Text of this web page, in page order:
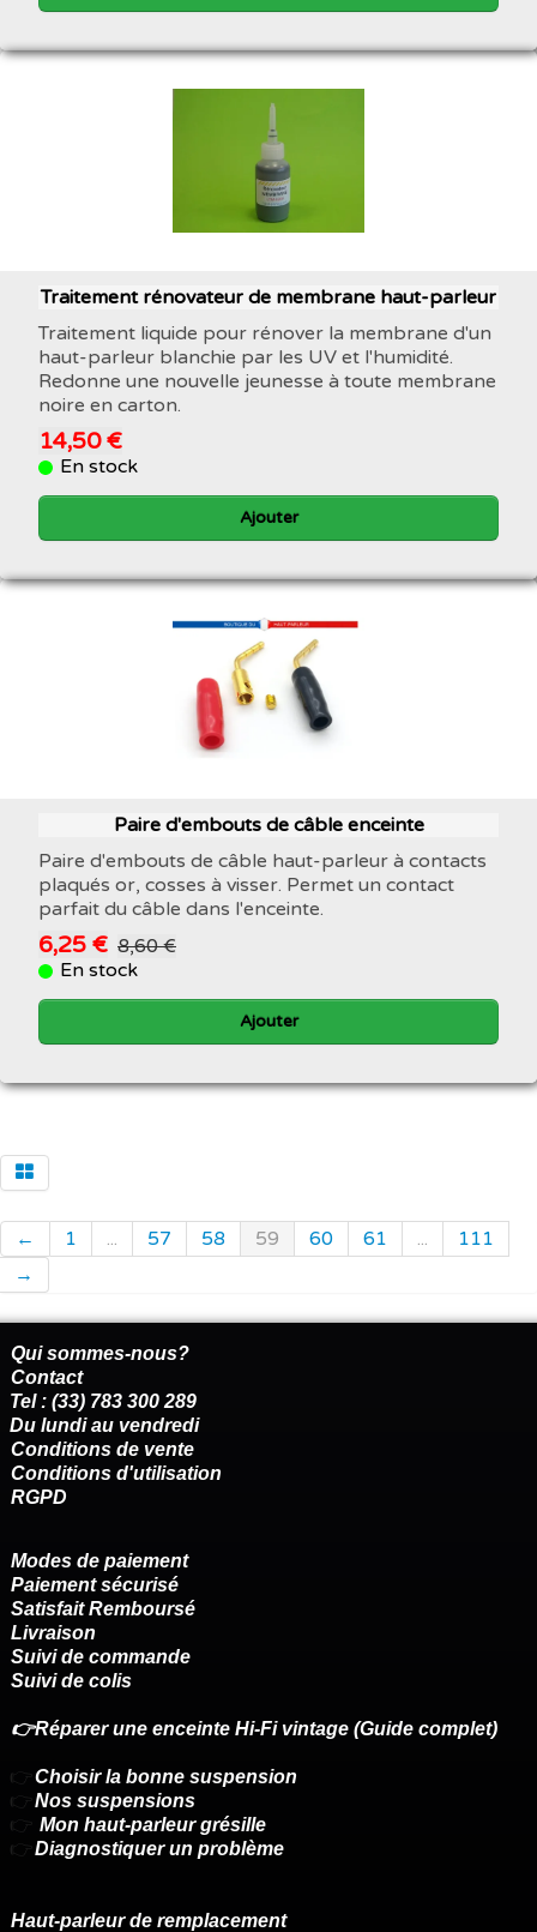
Traitement rénovateur de membrane haut-parleur
Traitement liquide pour rénover la membrane d'un
haut-parleur blanchie par les UV et l'humidité.
Redonne une nouvelle jeunesse à toute membrane
noire en carton.
14,50 €
En stock
Ajouter
Paire d'embouts de câble enceinte
Paire d'embouts de câble haut-parleur à contacts
plaqués or, cosses à visser. Permet un contact
parfait du câble dans l'enceinte.
6,25 € 8,60 €
En stock
Ajouter
← 1 ... 57 58 59 60 61 ...
111
→
Qui sommes-nous?
Contact
Tel : (33) 783 300 289
Du lundi au vendredi
Conditions de vente
Conditions d'utilisation
RGPD
Modes de paiement
Paiement sécurisé
Satisfait Remboursé
Livraison
Suivi de commande
Suivi de colis
👉Réparer une enceinte Hi-Fi vintage (Guide complet)
👉 Choisir la bonne suspension
👉 Nos suspensions
👉 Mon haut-parleur grésille
👉 Diagnostiquer un problème
Haut-parleur de remplacement